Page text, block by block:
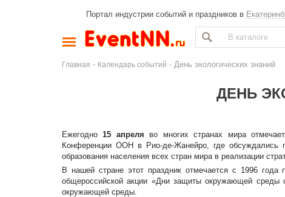
Портал индустрии событий и праздников в
Главная - Календарь событий - День экологических знаний
ДЕНЬ
Ежегодно15 апреля во многих странах мира
Конференции ООН в Рио-де-Жанейро, где обсуждались
образования населения всех стран мира в реализации
В нашей стране этот праздник отмечается с 1996 года
общероссийской акции «Дни защиты окружающей среды
окружающей среды.